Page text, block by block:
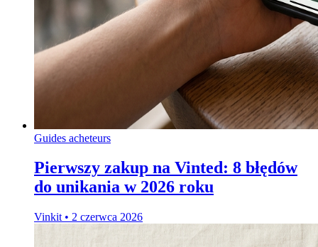
Guides acheteurs
Pierwszy zakup na Vinted: 8 błędów
do unikania w 2026 roku
Vinkit • 2 czerwca 2026